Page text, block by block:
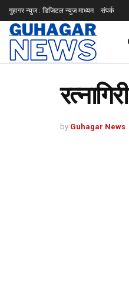
गुहागर न्युज : डिजिटल न्युज माध्यम संपर्क
by Guhagar News